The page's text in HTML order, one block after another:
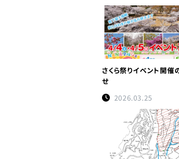
さくら祭りイベント開催
せ
2026.03.25